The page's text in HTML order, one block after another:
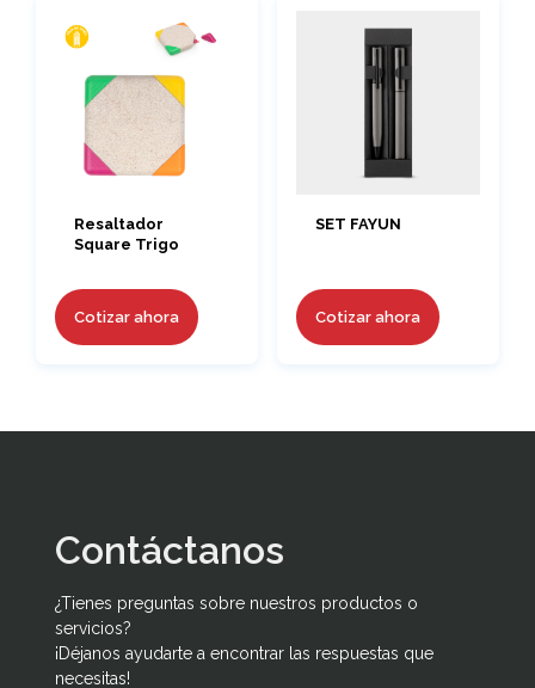
Resaltador
Square Trigo
Cotizar ahora
SET FAYUN
Cotizar ahora
Contáctanos
¿Tienes preguntas sobre nuestros productos o
servicios?
¡Déjanos ayudarte a encontrar las respuestas que
necesitas!